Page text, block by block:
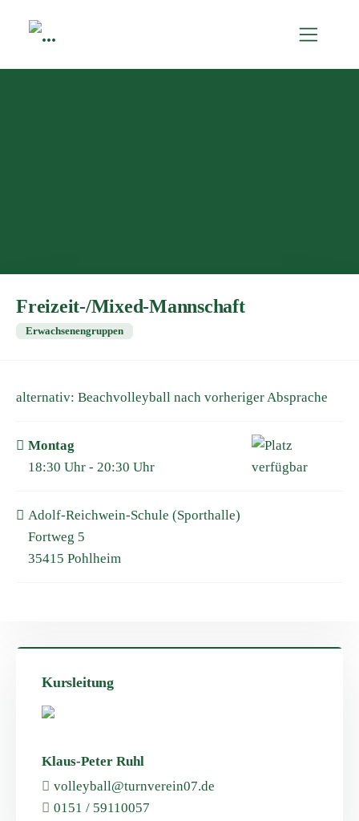
Freizeit-/Mixed-Mannschaft
Erwachsenengruppen
alternativ: Beachvolleyball nach vorheriger Absprache
Montag
18:30 Uhr - 20:30 Uhr
Adolf-Reichwein-Schule (Sporthalle)
Fortweg 5
35415 Pohlheim
Kursleitung
Klaus-Peter Ruhl
volleyball@turnverein07.de
0151 / 59110057